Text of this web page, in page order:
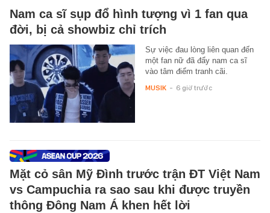
Nam ca sĩ sụp đổ hình tượng vì 1 fan qua
đời, bị cả showbiz chỉ trích
Sự việc đau lòng liên quan đến
một fan nữ đã đẩy nam ca sĩ
vào tâm điểm tranh cãi.
MUSIK - 6 giờ trước
Mặt cỏ sân Mỹ Đình trước trận ĐT Việt Nam
vs Campuchia ra sao sau khi được truyền
thông Đông Nam Á khen hết lời